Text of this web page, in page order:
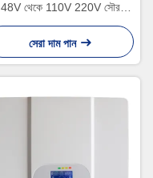
48V থেকে 110V 220V সৌর
হাইব্রিড ইনভার্টার
সেরা দাম পান